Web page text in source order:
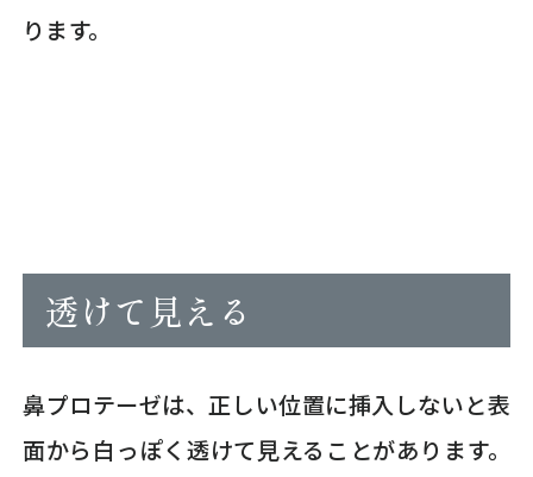
ります。
透けて見える
鼻プロテーゼは、正しい位置に挿入しないと表
面から白っぽく透けて見えることがあります。